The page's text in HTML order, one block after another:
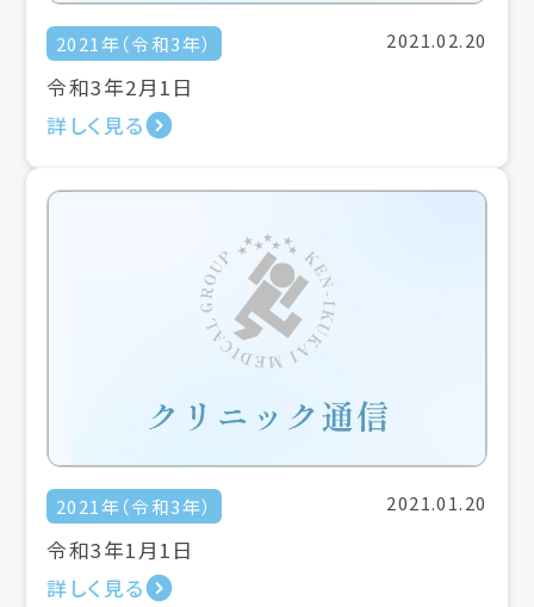
2021年（令和3年） 2021.02.20
令和3年2月1日
詳しく見る
2021年（令和3年） 2021.01.20
令和3年1月1日
詳しく見る